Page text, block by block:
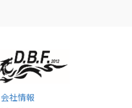
会社情報